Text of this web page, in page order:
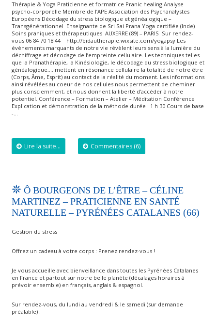
Thérapie & Yoga Praticienne et formatrice Pranic healing Analyse
psycho-corporelle Membre de l’APE Association des Psychanalystes
Européens Décodage du stress biologique et généalogique –
Transgénérationnel Enseignante de Sri Sai Prana Yoga certifiée (Inde)
Soins praniques et thérapeutiques AUXERRE (89) – PARIS Sur rendez-
vous 06 84 70 18 44 http://bidautherapie.wixsite.com/yogapsy Les
évènements marquants de notre vie révèlent leurs sens à la lumière du
déchiffrage et décodage de l’empreinte cellulaire. Les techniques telles
que la Pranathérapie, la Kinésiologie, le décodage du stress biologique et
généalogique,… mettent en résonance cellulaire la totalité de notre être
(Corps, Âme, Esprit) au contact de la réalité du moment. Les informations
ainsi révélées au coeur de nos cellules nous permettent de cheminer
plus consciemment, et nous donnent la liberté d’accéder à notre
potentiel. Conférence – Formation – Atelier – Méditation Conférence
Explication et démonstration de la méthode durée : 1 h 30 Cours de base
-…
Lire la suite... Commentaires (6)
Ô BOURGEONS DE L’ÊTRE – CÉLINE
MARTINEZ – PRATICIENNE EN SANTÉ
NATURELLE – PYRÉNÉES CATALANES (66)
Gestion du stress
Offrez un cadeau à votre corps : Prenez rendez-vous !
Je vous accueille avec bienveillance dans toutes les Pyrénées Catalanes
en France et partout sur notre belle planète (décalages horaires à
prévoir ensemble) en français, anglais & espagnol.
Sur rendez-vous, du lundi au vendredi & le samedi (sur demande
préalable) :